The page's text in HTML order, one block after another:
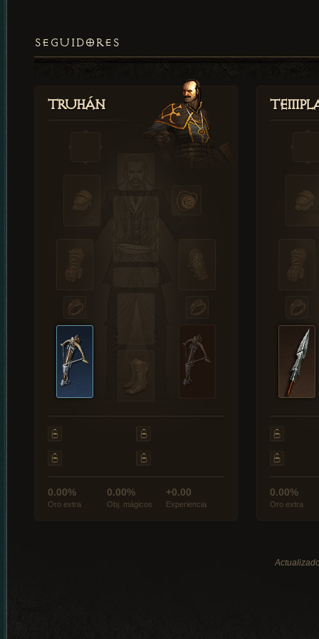
SEGUIDORES
Truhán
0.00%
Oro extra
0.00%
Obj. mágicos
+0.00
Experiencia
0.00%
Oro extra